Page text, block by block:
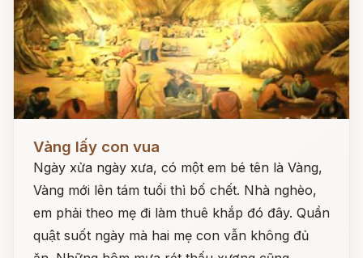
Vàng lấy con vua
Ngày xửa ngày xưa, có một em bé tên là Vàng,
Vàng mới lên tám tuổi thì bố chết. Nhà nghèo,
em phải theo mẹ đi làm thuê khắp đó đây. Quần
quật suốt ngày mà hai mẹ con vẫn không đủ